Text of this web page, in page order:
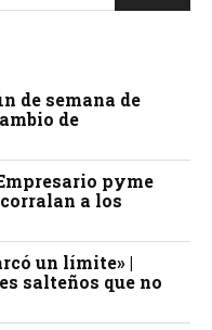
de semana de
de
pyme
a los
un límite» |
salteños que no